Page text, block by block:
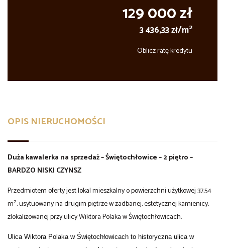
129 000 zł
3 436,33 zł/m2
Oblicz ratę kredytu
OPIS NIERUCHOMOŚCI
Duża kawalerka na sprzedaż – Świętochłowice – 2 piętro –
BARDZO NISKI CZYNSZ
Przedmiotem oferty jest lokal mieszkalny o powierzchni użytkowej 37,54
m², usytuowany na drugim piętrze w zadbanej, estetycznej kamienicy,
zlokalizowanej przy ulicy Wiktora Polaka w Świętochłowicach.
Ulica Wiktora Polaka w Świętochłowicach to historyczna ulica w